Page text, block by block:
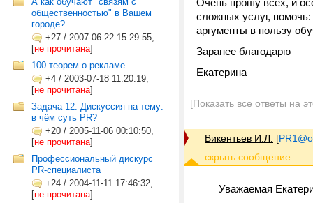
общественностью" в Вашем
городе?
+27 / 2007-06-22 15:29:55,
[не прочитана]
100 теорем о рекламе
+4 / 2003-07-18 11:20:19,
[не прочитана]
Задача 12. Дискуссия на тему:
в чём суть PR?
+20 / 2005-11-06 00:10:50,
[не прочитана]
Профессиональный дискурс
PR-специалиста
+24 / 2004-11-11 17:46:32,
[не прочитана]
Очень прошу всех, и
сложных услуг,
аргументы в пользу
Заранее благодарю
Екатерина
[Показать все ответы на
Викентьев И.Л. [
Уважаемая